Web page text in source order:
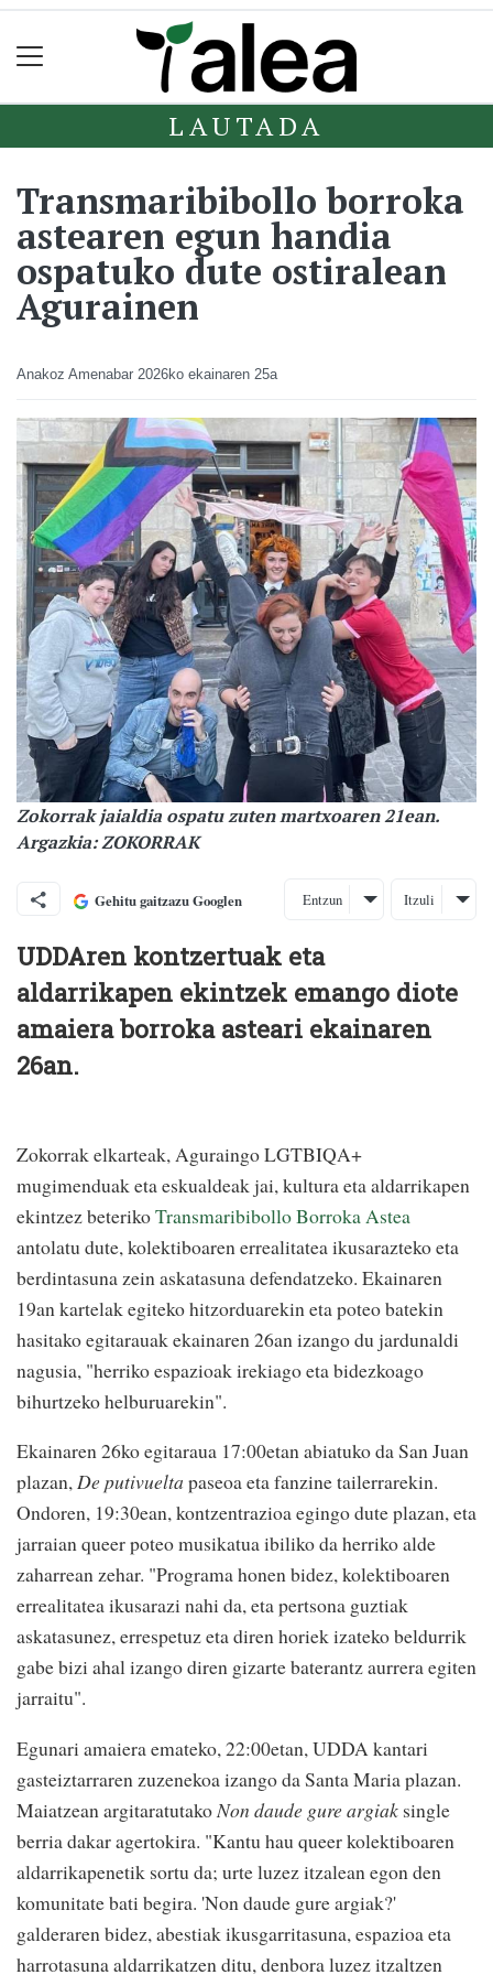
LAUTADA
Transmaribibollo borroka
astearen egun handia
ospatuko dute ostiralean
Agurainen
Anakoz Amenabar 2026ko ekainaren 25a
Zokorrak jaialdia ospatu zuten martxoaren 21ean.
Argazkia: ZOKORRAK
Gehitu gaitzazu Googlen Entzun Itzuli
UDDAren kontzertuak eta
aldarrikapen ekintzek emango diote
amaiera borroka asteari ekainaren
26an.
Zokorrak elkarteak, Aguraingo LGTBIQA+
mugimenduak eta eskualdeak jai, kultura eta aldarrikapen
ekintzez beterikoTransmaribibollo Borroka Astea
antolatu dute, kolektiboaren errealitatea ikusarazteko eta
berdintasuna zein askatasuna defendatzeko. Ekainaren
19an kartelak egiteko hitzorduarekin eta poteo batekin
hasitako egitarauak ekainaren 26an izango du jardunaldi
nagusia, "herriko espazioak irekiago eta bidezkoago
bihurtzeko helburuarekin".
Ekainaren 26ko egitaraua 17:00etan abiatuko da San Juan
plazan,De putivuelta paseoa eta fanzine tailerrarekin.
Ondoren, 19:30ean, kontzentrazioa egingo dute plazan, eta
jarraian queer poteo musikatua ibiliko da herriko alde
zaharrean zehar. "Programa honen bidez, kolektiboaren
errealitatea ikusarazi nahi da, eta pertsona guztiak
askatasunez, errespetuz eta diren horiek izateko beldurrik
gabe bizi ahal izango diren gizarte baterantz aurrera egiten
jarraitu".
Egunari amaiera emateko, 22:00etan, UDDA kantari
gasteiztarraren zuzenekoa izango da Santa Maria plazan.
Maiatzean argitaratutakoNon daude gure argiak single
berria dakar agertokira. "Kantu hauqueer kolektiboaren
aldarrikapenetik sortu da; urte luzez itzalean egon den
komunitate bati begira. 'Non daude gure argiak?'
galderaren bidez, abestiak ikusgarritasuna, espazioa eta
harrotasuna aldarrikatzen ditu, denbora luzez itzaltzen